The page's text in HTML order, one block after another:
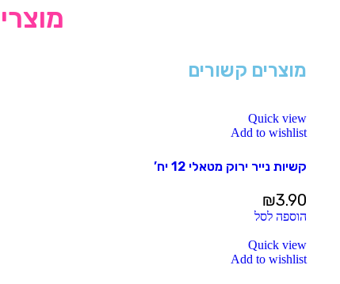
מוצרים קשורים
Quick view
Add to wishlist
קשיות נייר ירוק מטאלי 12 יח’
₪3.90
הוספה לסל
Quick view
Add to wishlist